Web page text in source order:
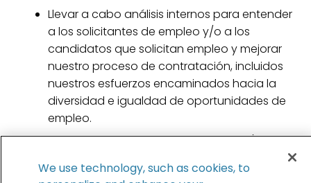
Llevar a cabo análisis internos para entender
a los solicitantes de empleo y/o a los
candidatos que solicitan empleo y mejorar
nuestro proceso de contratación, incluidos
nuestros esfuerzos encaminados hacia la
diversidad e igualdad de oportunidades de
empleo.
Cumplir con las obligaciones legales (p. ej.,
antidiscriminación).
We use technology, such as cookies, to